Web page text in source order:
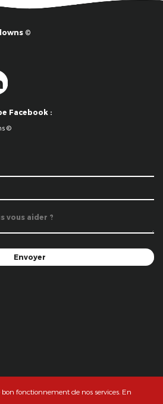
©
Facebook :
©
bon fonctionnement de nos services. En